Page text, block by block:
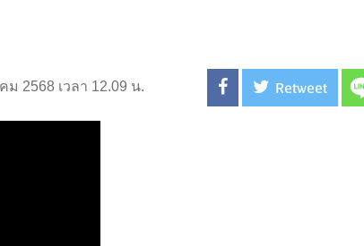
2568 เวลา 12.09 น. Retweet